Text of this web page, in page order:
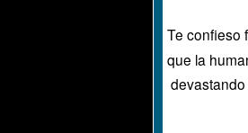
Te confieso
que la